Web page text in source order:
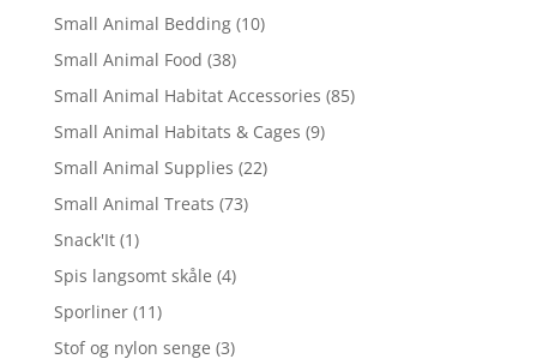
Small Animal Bedding (10)
Small Animal Food (38)
Small Animal Habitat Accessories (85)
Small Animal Habitats & Cages (9)
Small Animal Supplies (22)
Small Animal Treats (73)
Snack'It (1)
Spis langsomt skåle (4)
Sporliner (11)
Stof og nylon senge (3)